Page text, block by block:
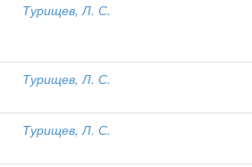
Турищев, Л. С.
Турищев, Л. С.
Турищев, Л. С.